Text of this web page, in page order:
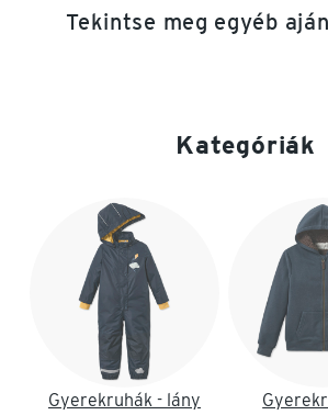
Tekintse meg egyéb
Kategóriák
Gyerekruhák - lány